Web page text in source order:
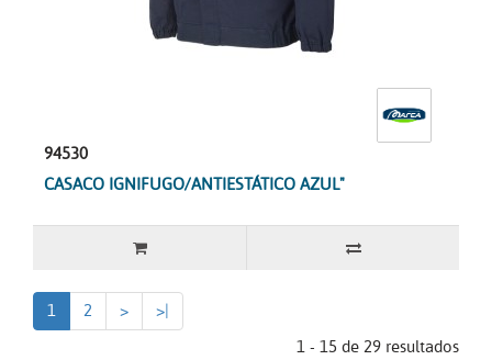
94530
CASACO IGNIFUGO/ANTIESTÁTICO AZUL"
1 2 >
>|
1 - 15 de 29 resultados